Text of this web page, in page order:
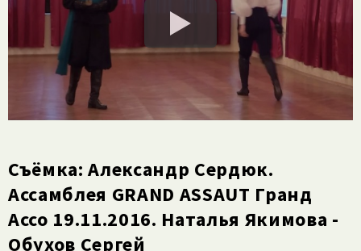
Съёмка: Александр Сердюк.
Ассамблея GRAND ASSAUT Гранд
Ассо 19.11.2016. Наталья Якимова -
Обухов Сергей